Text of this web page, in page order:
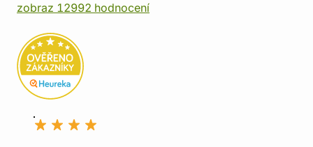
zobraz 12992 hodnocení